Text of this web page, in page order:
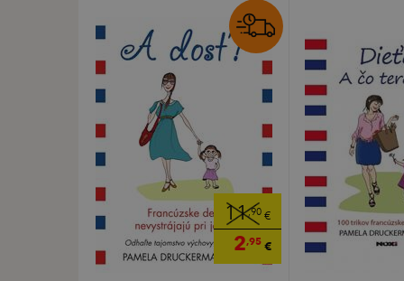
11,90 €
2,95 €